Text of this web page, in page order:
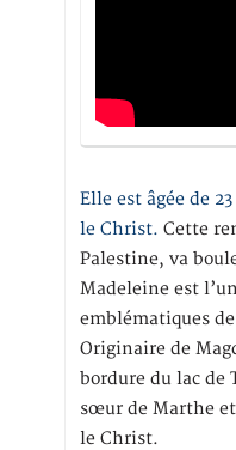
Elle est âgée de
le Christ. Cette
Palestine, va
Madeleine est
emblématiques
Originaire de
bordure du lac de
sœur de Marthe et
le Christ.